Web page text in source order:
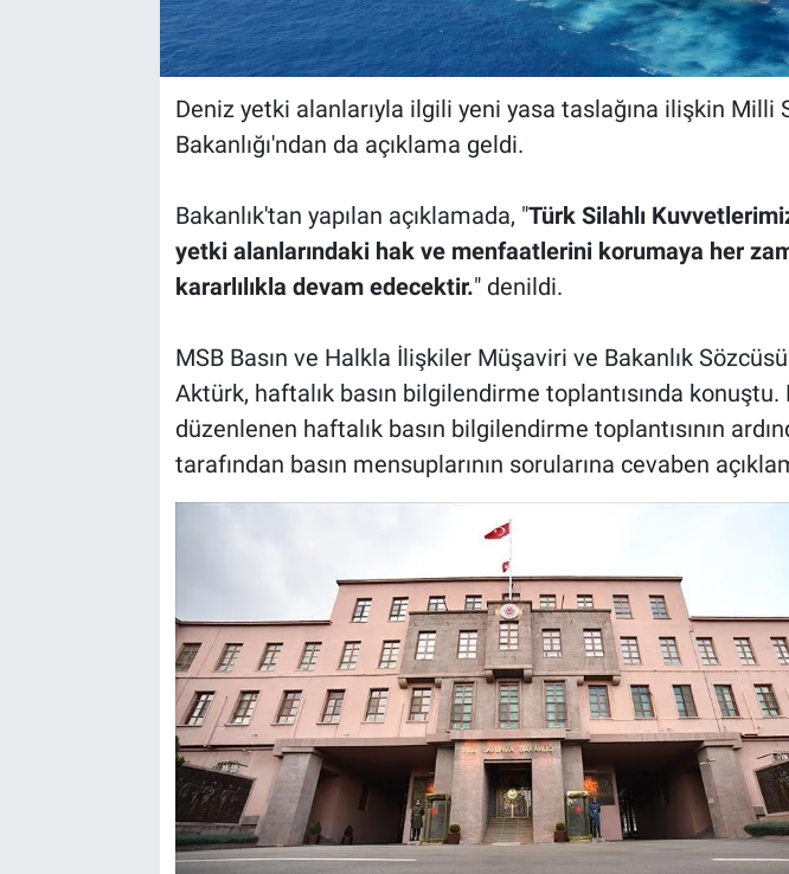
Deniz yetki alanlarıyla ilgili yeni yasa taslağına ilişkin Milli
Bakanlığı'ndan da açıklama geldi.
Bakanlık'tan yapılan açıklamada, "Türk Silahlı
yetki alanlarındaki hak ve menfaatlerini korumaya her
kararlılıkla devam edecektir." denildi.
MSB Basın ve Halkla İlişkiler Müşaviri ve Bakanlık
Aktürk, haftalık basın bilgilendirme toplantısında konuştu.
düzenlenen haftalık basın bilgilendirme toplantısının
tarafından basın mensuplarının sorularına cevaben